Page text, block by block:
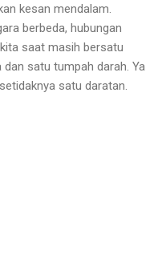
kesan mendalam.
berbeda, hubungan
saat masih bersatu
satu tumpah darah. Ya
satu daratan.